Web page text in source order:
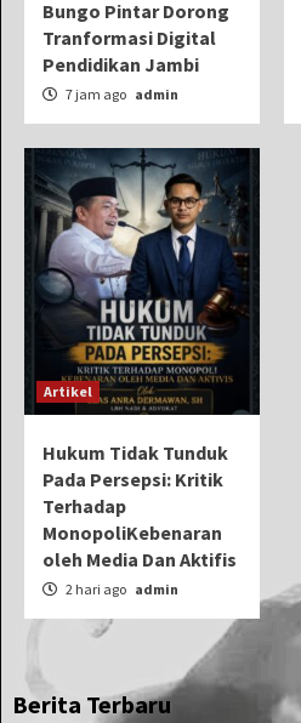
Bungo Pintar Dorong
Tranformasi Digital
Pendidikan Jambi
7 jam ago admin
Artikel
Hukum Tidak Tunduk
Pada Persepsi: Kritik
Terhadap
MonopoliKebenaran
oleh Media Dan Aktifis
2 hari ago admin
Berita Terbaru